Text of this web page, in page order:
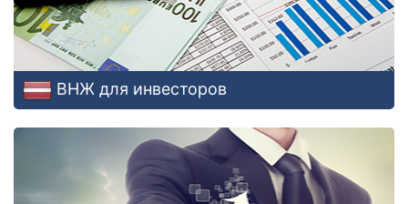
ВНЖ для инвесторов